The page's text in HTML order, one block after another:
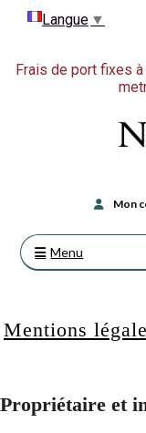
Frais de port fixes
Mon
Menu
Mentions
Propriétaire et
Langue ▼